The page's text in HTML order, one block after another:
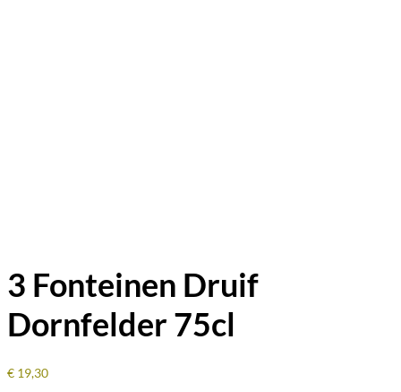
3 Fonteinen Druif
Dornfelder 75cl
€ 19,30